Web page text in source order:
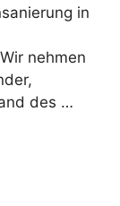
in
nehmen
des …